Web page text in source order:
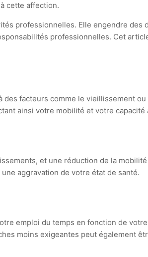
cette affection.
professionnelles. Elle engendre
professionnelles. Cet
facteurs comme le vieillissement
ainsi votre mobilité et votre
et une réduction de la
aggravation de votre état de santé.
emploi du temps en fonction de
moins exigeantes peut également